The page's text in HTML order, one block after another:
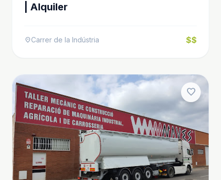
| Alquiler
location_onCarrer de la Indústria $$
favorite